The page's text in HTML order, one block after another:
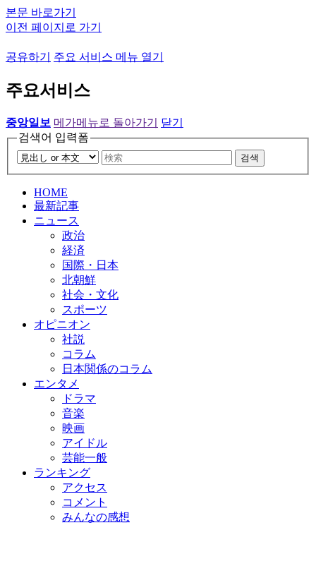
본문 바로가기
이전 페이지로 가기
공유하기 주요 서비스 메뉴 열기
주요서비스
중앙일보 메가메뉴로 돌아가기
닫기
검색어 입력폼
검색
HOME
最新記事
ニュース
政治
経済
国際・日本
北朝鮮
社会・文化
スポーツ
オピニオン
社説
コラム
日本関係のコラム
エンタメ
ドラマ
音楽
映画
アイドル
芸能一般
ランキング
アクセス
コメント
みんなの感想